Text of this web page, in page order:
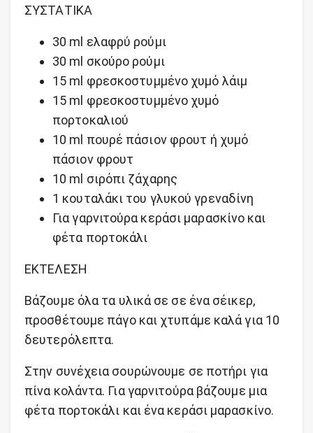
ΣΥΣΤΑΤΙΚΑ
30 ml ελαφρύ ρούμι
30 ml σκούρο ρούμι
15 ml φρεσκοστυμμένο χυμό λάιμ
15 ml φρεσκοστυμμένο χυμό
πορτοκαλιού
10 ml πουρέ πάσιον φρουτ ή χυμό
πάσιον φρουτ
10 ml σιρόπι ζάχαρης
1 κουταλάκι του γλυκού γρεναδίνη
Για γαρνιτούρα κεράσι μαρασκίνο και
φέτα πορτοκάλι
ΕΚΤΕΛΕΣΗ
Βάζουμε όλα τα υλικά σε σε ένα σέικερ,
προσθέτουμε πάγο και χτυπάμε καλά για 10
δευτερόλεπτα.
Στην συνέχεια σουρώνουμε σε ποτήρι για
πίνα κολάντα. Για γαρνιτούρα βάζουμε μια
φέτα πορτοκάλι και ένα κεράσι μαρασκίνο.